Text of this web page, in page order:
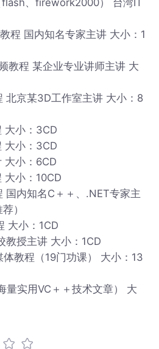
程 国内知名专家主讲 大小：1
教程 某企业专业讲师主讲 大
北京某3D工作室主讲 大小：8
大小：3CD
大小：3CD
大小：6CD
大小：10CD
国内知名C＋＋、.NET专家主
）
大小：1CD
教授主讲 大小：1CD
教程（19门功课） 大小：13
量实用VC＋＋技术文章） 大